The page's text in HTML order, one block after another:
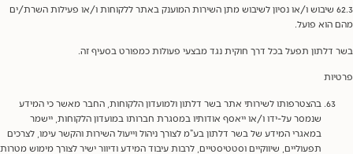
62.3 שיבוש ו/או נסיון לשיבוש מתן השירות המוענק באתר ללקוחות ו/או פעילות השרת/ים
הוא פועל.
תפעל בכל דרך חוקית נגד מבצעי פעולות כמפורט בסעיף זה.
בהצטרפותו לשירותי אתר בשר דלתון ולמועדון הלקוחות, החבר מאשר כי המידע
שנמסר על-ידו ו/או ייאסף אודותיו במסגרת חברותו במועדון הלקוחות, יישמר
במאגרי המידע של בשר דלתון בע”מ לצורך ניהול וייעול השירות והקשר עימו, לצרכים
תפעוליים, שיווקיים וסטטיסטיים, לרבות עיבוד המידע ודיוור ישיר לצורך מימוש מטרות